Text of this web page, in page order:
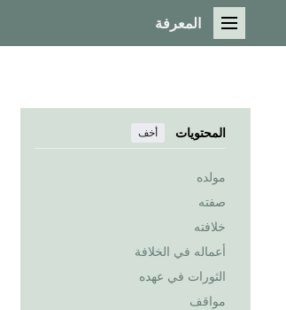
القائمة الرئيسية
المعرفة
المحتويات أخف
مولده
صفته
خلافته
أعماله في الخلافة
الثورات في عهده
مواقف